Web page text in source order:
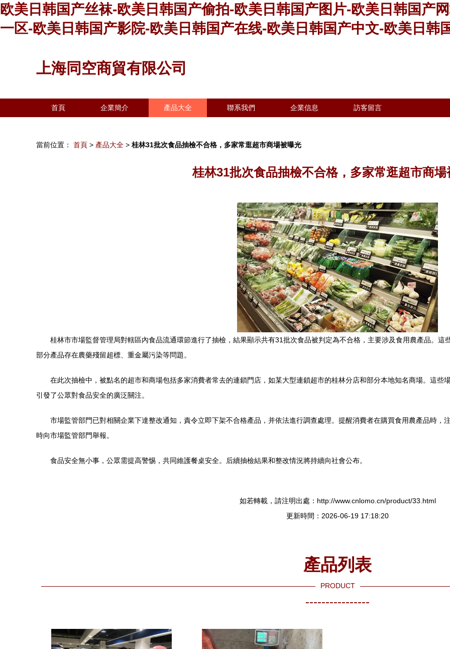
欧美日韩国产丝袜-欧美日韩国产偷拍-欧美日韩国产图片-欧美日韩国产
一区-欧美日韩国产影院-欧美日韩国产在线-欧美日韩国产中文-欧美日韩
上海同空商貿有限公司
首頁 企業簡介 產品大全 聯系我們 企業信息 訪客留言
當前位置： 首頁 > 產品大全 > 桂林31批次食品抽檢不合格，多家常逛超市商場被曝光
桂林31批次食品抽檢不合格，多家常逛超市商場
桂林市市場監督管理局對轄區內食品流通環節進行了抽檢，結果顯示共有31批次食品被判定為不合格，主要涉及食用農產品。這
部分產品存在農藥殘留超標、重金屬污染等問題。
在此次抽檢中，被點名的超市和商場包括多家消費者常去的連鎖門店，如某大型連鎖超市的桂林分店和部分本地知名商場。這些
引發了公眾對食品安全的廣泛關注。
市場監管部門已對相關企業下達整改通知，責令立即下架不合格產品，并依法進行調查處理。提醒消費者在購買食用農產品時，
時向市場監管部門舉報。
食品安全無小事，公眾需提高警惕，共同維護餐桌安全。后續抽檢結果和整改情況將持續向社會公布。
如若轉載，請注明出處：http://www.cnlomo.cn/product/33.html
更新時間：2026-06-19 17:18:20
產品列表
PRODUCT
----------------